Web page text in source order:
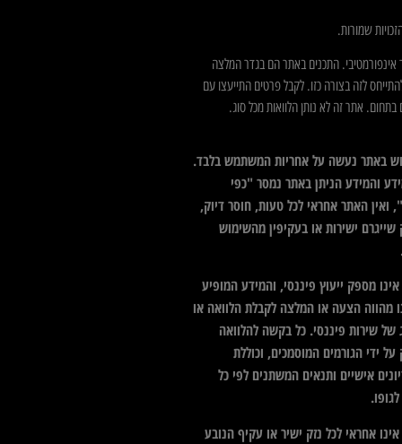
שמורות.
אינפורמטיבי. התכנים באתר הם בגדר המלצה
לזה בצורה כזו. לקבל פרטים התייעצו עם
בתחום. אתר זה לא נותן הלוואות מכל סוג.
באתר נעשה על אחריות המשתמש בלבד.
והמידע הניתן באתר נמסר "כפי
ואין האתר אחראי לכל טעות, חוסר דיוק,
שייגרם ישירות או בעקיפין מהשימוש
מספק ייעוץ פיננסי, והמידע המופיע
מהווה הצעה או המלצה לקבלת הלוואה או
של שירות פיננסי. כל בקשה להלוואה
על ידי הגורמים המוסמכים, וכוללת
אישיים ותנאים המשתנים לפי כל
אחראי לכל נזק ישיר או עקיף הנובע